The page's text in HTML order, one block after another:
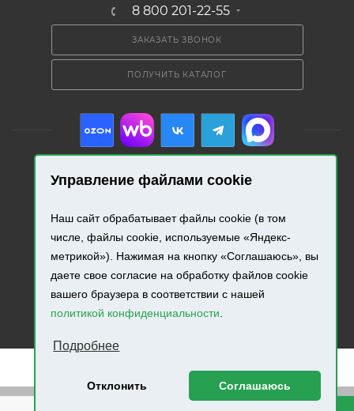
Управление файлами cookie
Наш сайт обрабатывает файлы cookie (в том
числе, файлы cookie, используемые «Яндекс-
метрикой»). Нажимая на кнопку «Соглашаюсь», вы
даете свое согласие на обработку файлов cookie
вашего браузера в соответствии с нашей
политикой конфиденциальности.
Подробнее
Отклонить Соглашаюсь
Внимание! Минимальная сумма заказа составляет 500
8 800 201-22-55
ЗАКАЗАТЬ ЗВОНОК
ПОЛУЧИТЬ КАТАЛОГ
Разработка и продвижение сайта.